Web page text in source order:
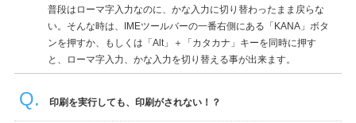
普段はローマ字入力なのに、かな入力に切り替わったまま戻らな
い。そんな時は、IMEツールバーの一番右側にある「KANA」ボタ
ンを押すか、もしくは「Alt」＋「カタカナ」キーを同時に押す
と、ローマ字入力、かな入力を切り替える事が出来ます。
印刷を実行しても、印刷がされない！？